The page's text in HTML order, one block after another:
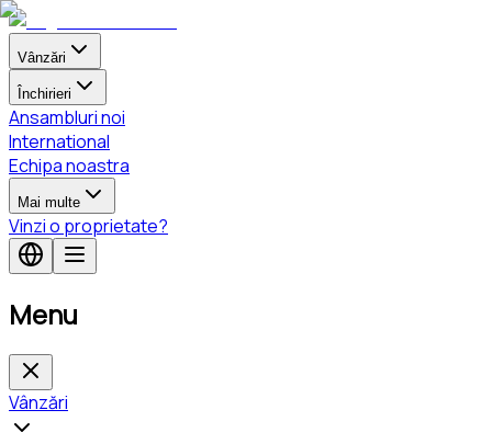
Vânzări
Închirieri
Ansambluri noi
International
Echipa noastra
Mai multe
Vinzi o proprietate?
Menu
Vânzări